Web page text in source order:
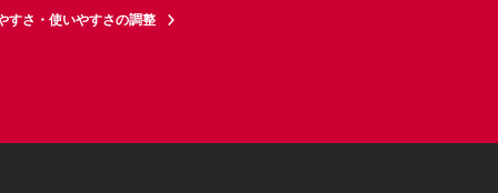
すさ・使いやすさの調整